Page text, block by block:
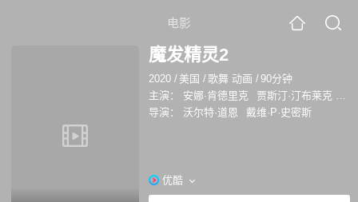
电影
魔发精灵2
2020 / 美国 /歌舞 动画 /90分钟
主演：
安娜·肯德里克 贾斯汀·汀布莱克
蕾
导演：
沃尔特·道恩 戴维·P·史密斯
优酷